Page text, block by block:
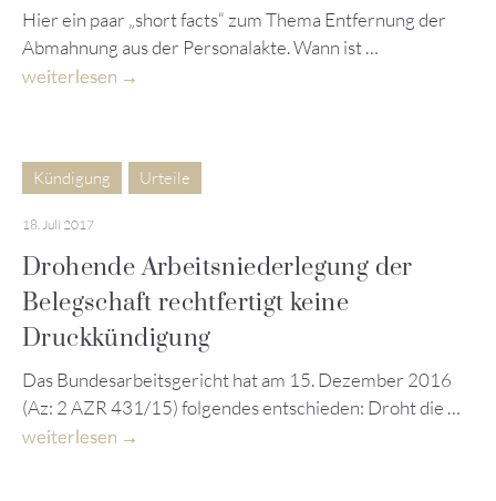
Hier ein paar „short facts“ zum Thema Entfernung der
Abmahnung aus der Personalakte. Wann ist …
weiterlesen
Kündigung Urteile
18. Juli 2017
Drohende Arbeitsniederlegung der
Belegschaft rechtfertigt keine
Druckkündigung
Das Bundesarbeitsgericht hat am 15. Dezember 2016
(Az: 2 AZR 431/15) folgendes entschieden: Droht die …
weiterlesen